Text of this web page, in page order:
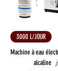
3000 L/JOUR
Machine à eau
alcaline